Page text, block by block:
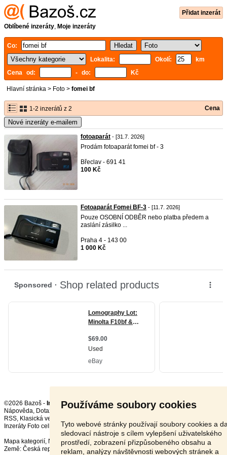
Používáme soubory cookies
Tyto webové stránky používají soubory cookies a
sledovací nástroje s cílem vylepšení uživatelského
prostředí, zobrazení přizpůsobeného obsahu a
reklam, analýzy návštěvnosti webových stránek a
Přidat inzerát
Oblíbené inzeráty, Moje inzeráty
Co:
Lokalita:
Okolí:
km
Cena od:
- do: Kč
Hlavní stránka > Foto > fomei bf
1-2 inzerátů z 2 Cena
Nové inzeráty e-mailem
fotoaparát - [31.7. 2026]
Prodám fotoaparát fomei bf - 3
Břeclav - 691 41
100 Kč
Fotoaparát Fomei BF-3 - [11.7. 2026]
Pouze OSOBNÍ ODBĚR nebo platba předem a
zaslání zásilko ...
Praha 4 - 143 00
1 000 Kč
©2026 Bazoš - Inzerce, Bazar
Nápověda, Dotazy Podmínky
RSS,
Inzeráty Foto celkem: 11953, za 24 hodin:363
Mapa kategorií, Nejvyhledávanější výrazy
Země: Česká republika ,Slovensko,Polsko,Rakousko